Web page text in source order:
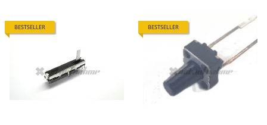
BESTSELLER BESTSELLER